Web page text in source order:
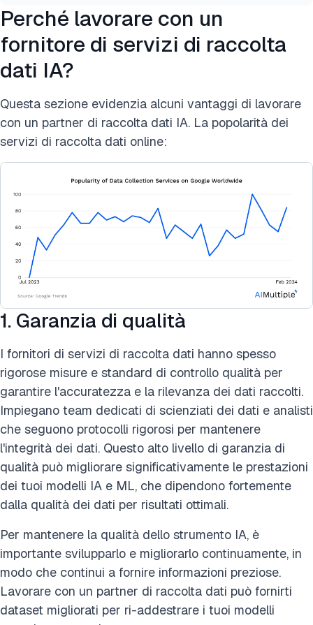
Perché lavorare con un
fornitore di servizi di raccolta
dati IA?
Questa sezione evidenzia alcuni vantaggi di lavorare
con un partner di raccolta dati IA. La popolarità dei
servizi di raccolta dati online:
1. Garanzia di qualità
I fornitori di servizi di raccolta dati hanno spesso
rigorose misure e standard di controllo qualità per
garantire l'accuratezza e la rilevanza dei dati raccolti.
Impiegano team dedicati di scienziati dei dati e analisti
che seguono protocolli rigorosi per mantenere
l'integrità dei dati. Questo alto livello di garanzia di
qualità può migliorare significativamente le prestazioni
dei tuoi modelli IA e ML, che dipendono fortemente
dalla qualità dei dati per risultati ottimali.
Per mantenere la qualità dello strumento IA, è
importante svilupparlo e migliorarlo continuamente, in
modo che continui a fornire informazioni preziose.
Lavorare con un partner di raccolta dati può fornirti
dataset migliorati per ri-addestrare i tuoi modelli